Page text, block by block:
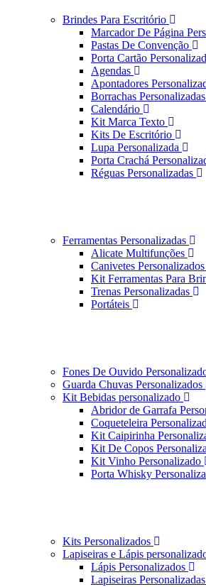
Brindes Para Escritório
Marcador De Página
Pastas De Convenção
Porta Cartão
Agendas
Apontadores
Borrachas Personalizadas
Calendário
Kit Marca Texto
Kits De Escritório
Lupa Personalizada
Porta Crachá
Réguas Personalizadas
Ferramentas Personalizadas
Alicate Multifunções
Canivetes Personalizados
Kit Ferramentas Para
Trenas Personalizadas
Portáteis
Fones De Ouvido
Guarda Chuvas Personalizados
Kit Bebidas personalizado
Abridor de Garrafa
Coqueteleira
Kit Caipirinha
Kit De Copos
Kit Vinho Personalizado
Porta Whisky
Kits Personalizados
Lapiseiras e Lápis
Lápis Personalizados
Lapiseiras Personalizadas